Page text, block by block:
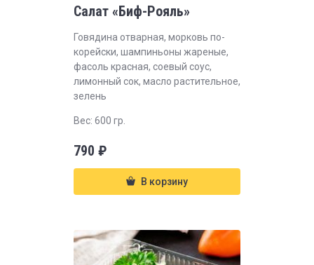
Салат «Биф-Рояль»
Говядина отварная, морковь по-
корейски, шампиньоны жареные,
фасоль красная, соевый соус,
лимонный сок, масло растительное,
зелень
Вес: 600 гр.
790 ₽
В корзину